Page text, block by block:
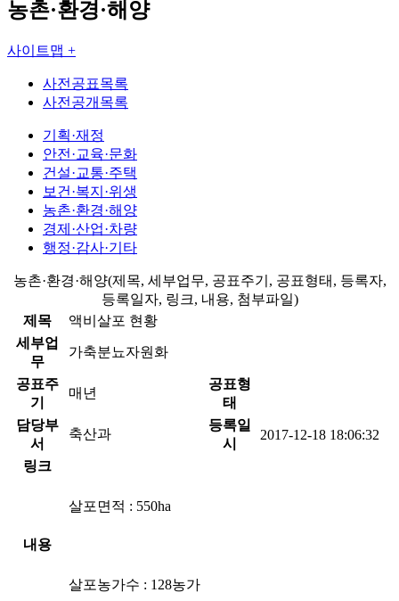
농촌·환경·해양
사이트맵 +
사전공표목록
사전공개목록
기획·재정
안전·교육·문화
건설·교통·주택
보건·복지·위생
농촌·환경·해양
경제·산업·차량
행정·감사·기타
농촌·환경·해양(제목, 세부업무, 공표주기, 공표형태, 등록자,
등록일자, 링크, 내용, 첨부파일)
제목
액비살포 현황
세부업
무
가축분뇨자원화
공표주
기
매년
공표형
태
담당부
서
축산과
등록일
시
2017-12-18 18:06:32
링크
내용
살포면적 : 550ha
살포농가수 : 128농가